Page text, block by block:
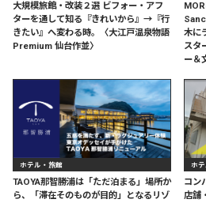
大規模旅館・改装２選 ビフォー・アフ
ターを通して知る『きれいから』→『行
きたい』へ変わる時。〈大江戸温泉物語
Premium 仙台作並〉
木に
スタ
ー＆
ホテル・旅館
TAOYA那智勝浦は「ただ泊まる」場所か
ら、「滞在そのものが目的」となるリゾ
ホ
コン
店舗